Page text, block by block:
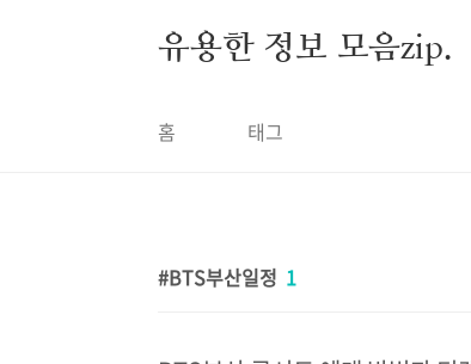
유용한 정보 모음zip.
홈 태그
BTS부산일정 1